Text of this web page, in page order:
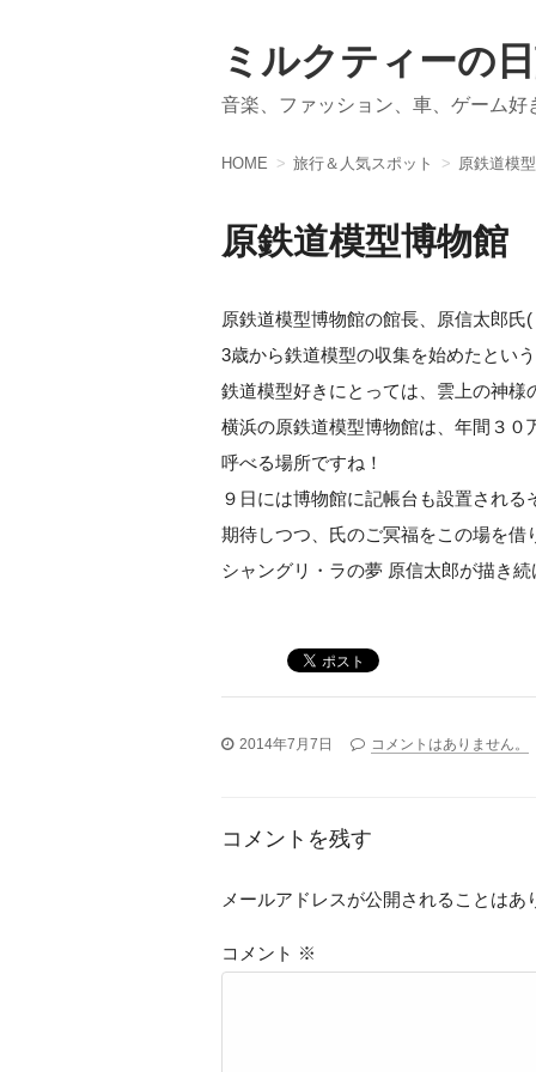
ミルクティーの
音楽、ファッション、車、ゲーム
HOME 旅行＆人気スポット 原鉄道模
原鉄道模型博物館
原鉄道模型博物館の館長、原信太郎
3歳から鉄道模型の収集を始めたとい
鉄道模型好きにとっては、雲上の神様
横浜の原鉄道模型博物館は、年間３
呼べる場所ですね！
９日には博物館に記帳台も設置され
期待しつつ、氏のご冥福をこの場を
シャングリ・ラの夢 原信太郎が描き
2014年7月7日 コメントはありません。
コメントを残す
メールアドレスが公開されることはあ
コメント ※